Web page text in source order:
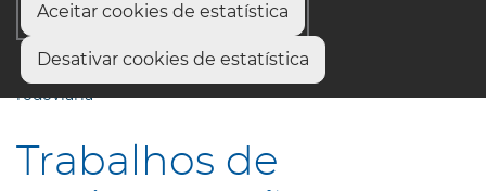
Aceitar cookies de estatística
Desativar cookies de estatística
Início
Trabalhos de pavimentação condicionam circulação
rodoviária
Trabalhos de